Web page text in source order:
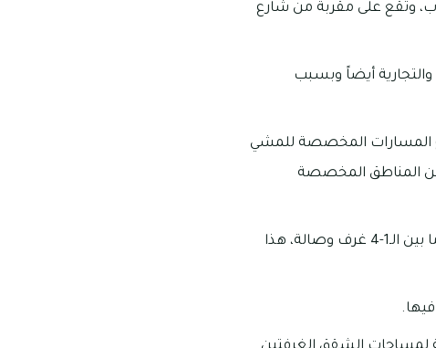
وتقع على مقربة من شارع
السكنية والتجارية أيضاً وبسبب
المسارات المخصصة للمشي
المناطق المخصصة
تتنوع الوحدات السكنية في مرسي خور دبي ما بين الشقق التي تتراوح عدد الغرف فيها ما بين الـ1-4 غرف وصالة، هذا